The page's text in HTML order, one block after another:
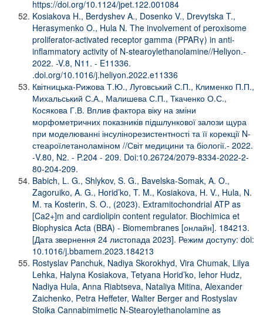
https://doi.org/10.1124/jpet.122.001084
Kosiakova H., Berdyshev A., Dosenko V., Drevytska T.,
Herasymenko O., Hula N. The involvement of peroxisome
proliferator-activated receptor gamma (PPARγ) in anti-
inflammatory activity of N-stearoylethanolamine//Heliyon.-
2022. -V.8, N11. - E11336.
.doi.org/10.1016/j.heliyon.2022.e11336
Квітницька-Рижова Т.Ю., Луговський С.П., Клименко П.П.,
Михальський С.А., Малишева С.П., Ткаченко О.С.,
Косякова Г.В. Вплив фактора віку на зміни
морфометричних показників підшлункової залози щура
при моделюванні інсулінорезистентності та її корекції N-
стеароїлетаноламіном //Світ медицини та біології.- 2022.
-V.80, N2. - P.204 - 209. Doi:10.26724/2079-8334-2022-2-
80-204-209.
Babich, L. G., Shlykov, S. G., Bavelska-Somak, A. O.,
Zagoruiko, A. G., Horid’ko, T. M., Kosiakova, H. V., Hula, N.
M. та Kosterin, S. O., (2023). Extramitochondrial ATP as
[Ca2+]m and cardiolipin content regulator. Biochimica et
Biophysica Acta (BBA) - Biomembranes [онлайн]. 184213.
[Дата звернення 24 листопада 2023]. Режим доступу: doi:
10.1016/j.bbamem.2023.184213
Rostyslav Panchuk, Nadiya Skorokhyd, Vira Chumak, Lilya
Lehka, Halyna Kosiakova, Tetyana Horid’ko, Iehor Hudz,
Nadiya Hula, Anna Riabtseva, Nataliya Mitina, Alexander
Zaichenko, Petra Heffeter, Walter Berger and Rostyslav
Stoika Cannabimimetic N-Stearoylethanolamine as